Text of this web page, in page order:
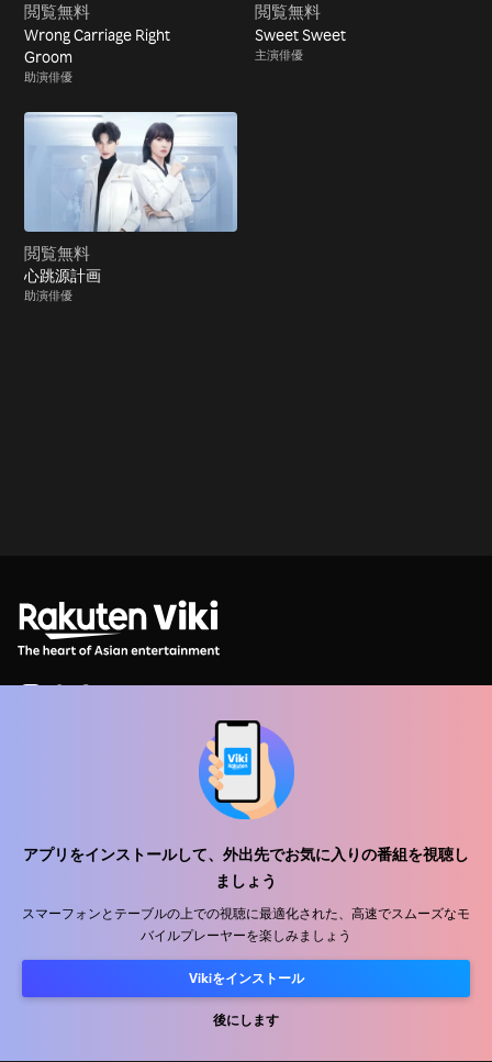
アプリをインストールして、外出先でお気に入りの番組を視聴し
ましょう
スマーフォンとテーブルの上での視聴に最適化された、高速でスムーズなモ
バイルプレーヤーを楽しみましょう
Vikiをインストール
後にします
閲覧無料
Wrong Carriage Right
Groom
助演俳優
閲覧無料
Sweet Sweet
主演俳優
閲覧無料
心跳源計画
助演俳優
販売パートナー
プレス向け情報